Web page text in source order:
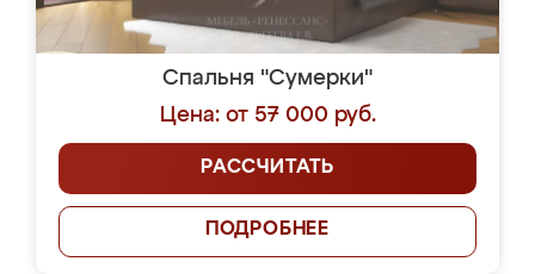
Спальня "Сумерки"
Цена: от 57 000 руб.
РАССЧИТАТЬ
ПОДРОБНЕЕ